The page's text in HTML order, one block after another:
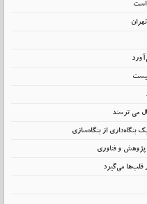
می ترسند
از بنگاه‌سازی
و فناوری
قلب‌ها می‌گیرد